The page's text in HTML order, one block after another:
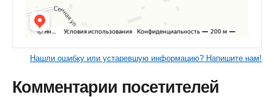
Нашли ошибку или устаревшую информацию? Напишите нам!
Комментарии посетителей